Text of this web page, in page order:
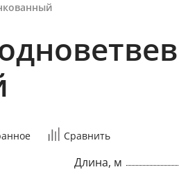
Сравнить
Длина, м